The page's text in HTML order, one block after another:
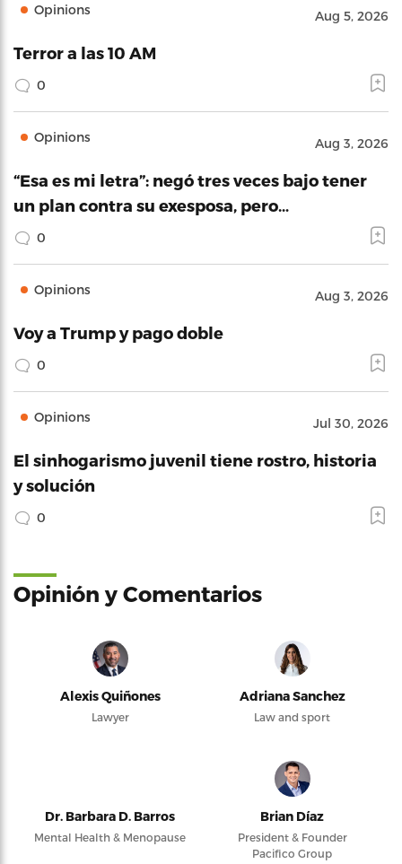
Opinions Aug 5, 2026
Terror a las 10 AM
0
Opinions Aug 3, 2026
“Esa es mi letra”: negó tres veces bajo tener
un plan contra su exesposa, pero…
0
Opinions Aug 3, 2026
Voy a Trump y pago doble
0
Opinions Jul 30, 2026
El sinhogarismo juvenil tiene rostro, historia
y solución
0
Opinión y Comentarios
Alexis Quiñones
Lawyer
Adriana Sanchez
Law and sport
Dr. Barbara D. Barros
Mental Health & Menopause
Brian Díaz
President & Founder
Pacifico Group